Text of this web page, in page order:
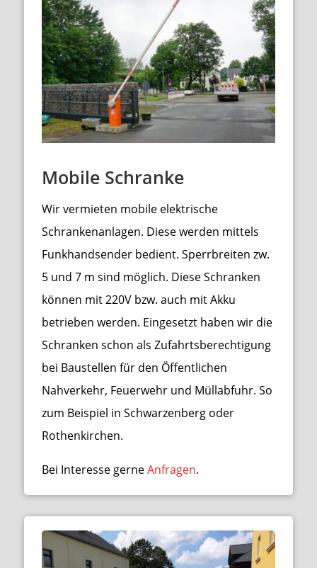
Mobile Schranke
Wir vermieten mobile elektrische
Schrankenanlagen. Diese werden mittels
Funkhandsender bedient. Sperrbreiten zw.
5 und 7 m sind möglich. Diese Schranken
können mit 220V bzw. auch mit Akku
betrieben werden. Eingesetzt haben wir die
Schranken schon als Zufahrtsberechtigung
bei Baustellen für den Öffentlichen
Nahverkehr, Feuerwehr und Müllabfuhr. So
zum Beispiel in Schwarzenberg oder
Rothenkirchen.
Bei Interesse gerneAnfragen.